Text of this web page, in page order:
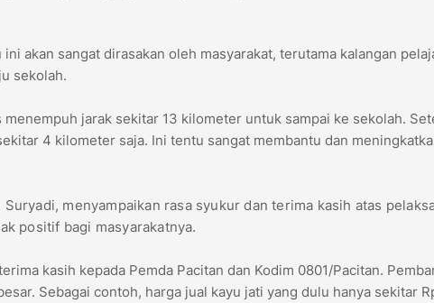
akan sangat dirasakan oleh masyarakat, terutama kalangan
sekolah.
jarak sekitar 13 kilometer untuk sampai ke sekolah.
4 kilometer saja. Ini tentu sangat membantu dan
menyampaikan rasa syukur dan terima kasih atas
positif bagi masyarakatnya.
kasih kepada Pemda Pacitan dan Kodim 0801/Pacitan.
Sebagai contoh, harga jual kayu jati yang dulu hanya sekitar